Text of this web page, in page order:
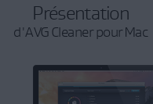
Présentation
d'AVG Cleaner pour Mac